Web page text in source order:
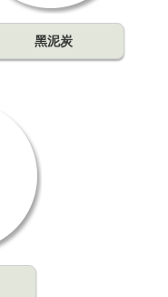
黑泥炭